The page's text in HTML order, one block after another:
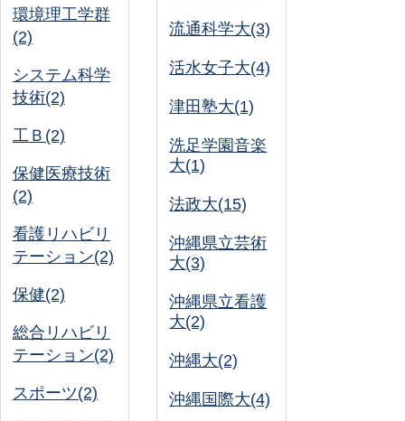
環境理工学群
(2)
システム科学
技術(2)
工Ｂ(2)
保健医療技術
(2)
看護リハビリ
テーション(2)
保健(2)
総合リハビリ
テーション(2)
スポーツ(2)
流通科学大(3)
活水女子大(4)
津田塾大(1)
洗足学園音楽
大(1)
法政大(15)
沖縄県立芸術
大(3)
沖縄県立看護
大(2)
沖縄大(2)
沖縄国際大(4)